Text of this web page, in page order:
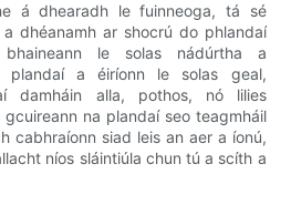
á dhearadh le fuinneoga, tá sé
dhéanamh ar shocrú do phlandaí
le solas nádúrtha a
plandaí a éiríonn le solas geal,
damháin alla, pothos, nó lilies
na plandaí seo teagmháil
cabhraíonn siad leis an aer a íonú,
níos sláintiúla chun tú a scíth a